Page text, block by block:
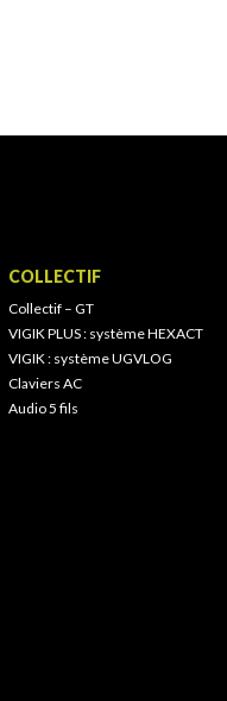
COLLECTIF
Collectif – GT
VIGIK PLUS : système HEXACT
VIGIK : système UGVLOG
Claviers AC
Audio 5 fils